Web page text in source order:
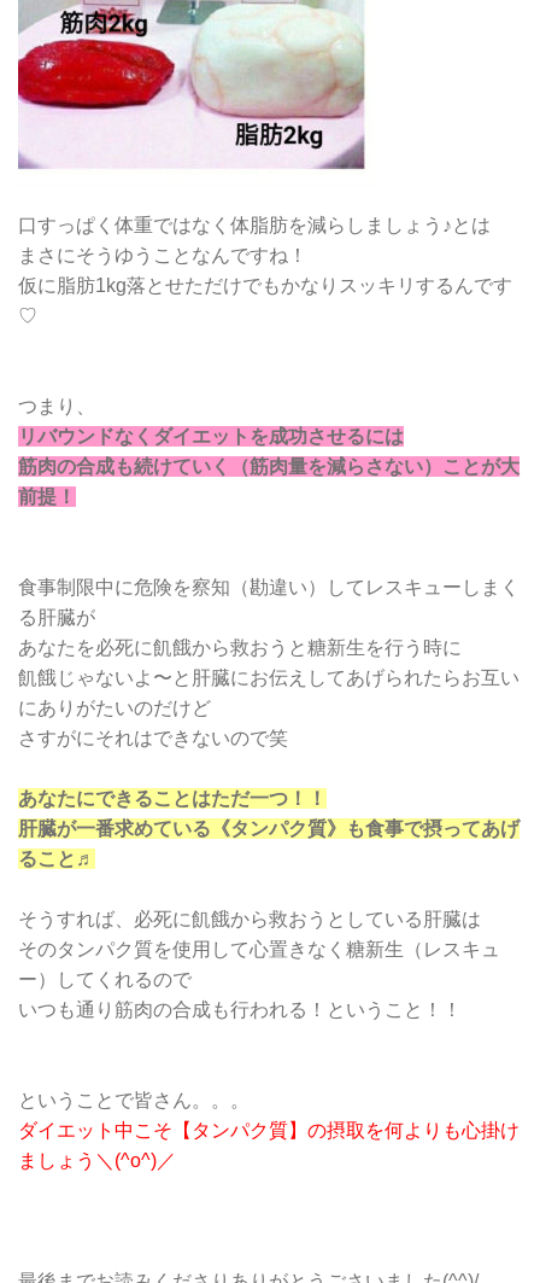
口すっぱく体重ではなく体脂肪を減らしましょう♪とは
まさにそうゆうことなんですね！
仮に脂肪1kg落とせただけでもかなりスッキリするんです
♡
つまり、
リバウンドなくダイエットを成功させるには
筋肉の合成も続けていく（筋肉量を減らさない）ことが大
前提！
食事制限中に危険を察知（勘違い）してレスキューしまく
る肝臓が
あなたを必死に飢餓から救おうと糖新生を行う時に
飢餓じゃないよ〜と肝臓にお伝えしてあげられたらお互い
にありがたいのだけど
さすがにそれはできないので笑
あなたにできることはただ一つ！！
肝臓が一番求めている《タンパク質》も食事で摂ってあげ
ること♬
そうすれば、必死に飢餓から救おうとしている肝臓は
そのタンパク質を使用して心置きなく糖新生（レスキュ
ー）してくれるので
いつも通り筋肉の合成も行われる！ということ！！
ということで皆さん。。。
ダイエット中こそ【タンパク質】の摂取を何よりも心掛け
ましょう＼(^o^)／